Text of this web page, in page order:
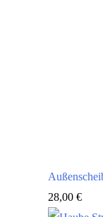
28,00 €